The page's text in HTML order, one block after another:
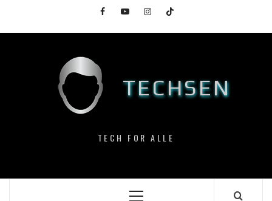
content
FacebookYouTubeInstagramTikTok
TECHSEN
TECH FOR ALLE